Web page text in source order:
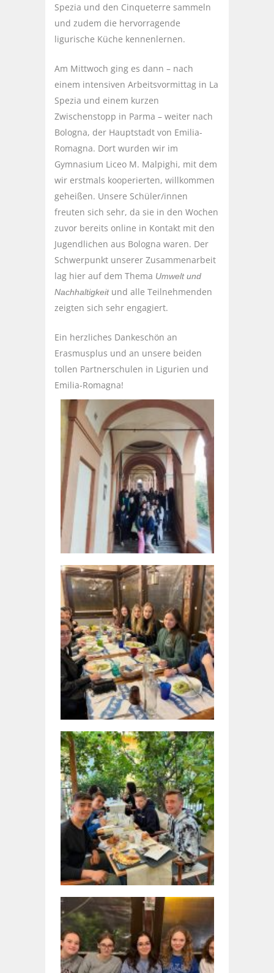
Spezia und den Cinqueterre sammeln
und zudem die hervorragende
ligurische Küche kennenlernen.
Am Mittwoch ging es dann – nach
einem intensiven Arbeitsvormittag in La
Spezia und einem kurzen
Zwischenstopp in Parma – weiter nach
Bologna, der Hauptstadt von Emilia-
Romagna. Dort wurden wir im
Gymnasium Liceo M. Malpighi, mit dem
wir erstmals kooperierten, willkommen
geheißen. Unsere Schüler/innen
freuten sich sehr, da sie in den Wochen
zuvor bereits online in Kontakt mit den
Jugendlichen aus Bologna waren. Der
Schwerpunkt unserer Zusammenarbeit
lag hier auf dem Thema Umwelt und
Nachhaltigkeitund alle Teilnehmenden
zeigten sich sehr engagiert.
Ein herzliches Dankeschön an
Erasmusplus und an unsere beiden
tollen Partnerschulen in Ligurien und
Emilia-Romagna!